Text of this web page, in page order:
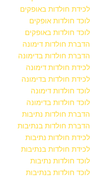
לכידת חולדות באופקים
לוכד חולדות אופקים
לוכד חולדות באופקים
הדברת חולדות דימונה
הדברת חולדות בדימונה
לכידת חולדות דימונה
לכידת חולדות בדימונה
לוכד חולדות דימונה
לוכד חולדות בדימונה
הדברת חולדות נתיבות
הדברת חולדות בנתיבות
לכידת חולדות נתיבות
לכידת חולדות בנתיבות
לוכד חולדות נתיבות
לוכד חולדות בנתיבות